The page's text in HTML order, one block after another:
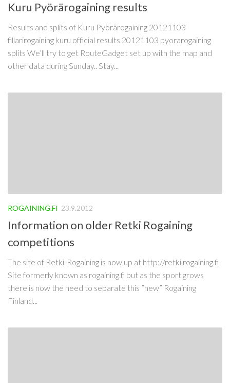
Kuru Pyörärogaining results
Results and splits of Kuru Pyörärogaining 20121103
fillarirogaining kuru official results 20121103 pyorarogaining
splits We’ll try to get RouteGadget set up with the map and
other data during Sunday.. Stay...
ROGAINING.FI 23.9.2012
Information on older Retki Rogaining
competitions
The site of Retki-Rogaining is now up at http://retki.rogaining.fi
Site formerly known as rogaining.fi but as the sport grows
there is now the need to separate this ”new” Rogaining
Finland...